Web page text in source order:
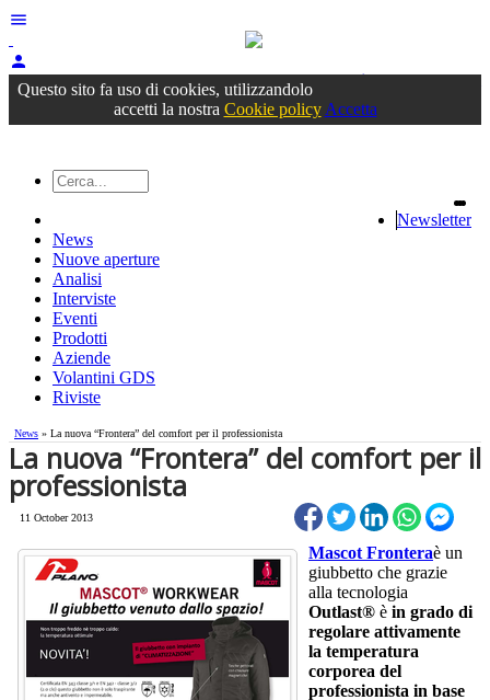
menu
person
Accedioppure registrati
Questo sito fa uso di cookies, utilizzandolo
accetti la nostra Cookie policy Accetta
Newsletter
News
Nuove aperture
Analisi
Interviste
Eventi
Prodotti
Aziende
Volantini GDS
Riviste
News » La nuova “Frontera” del comfort per il professionista
La nuova “Frontera” del comfort per il
professionista
11 October 2013
Mascot Fronteraè un
giubbetto che grazie
alla tecnologia
Outlast® è in grado di
regolare attivamente
la temperatura
corporea del
professionista in base